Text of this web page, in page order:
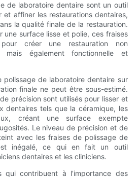
de laboratoire dentaire sont un outil
et affiner les restaurations dentaires,
la qualité finale de la restauration.
une surface lisse et polie, ces fraises
pour créer une restauration non
mais également fonctionnelle et
polissage de laboratoire dentaire sur
finale ne peut être sous-estimé.
précision sont utilisés pour lisser et
dentaires tels que la céramique, les
créant une surface exempte
Le niveau de précision et de
avec les fraises de polissage de
inégalé, ce qui en fait un outil
dentaires et les cliniciens.
qui contribuent à l’importance des